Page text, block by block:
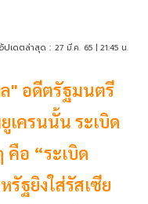
ปเดตล่าสุด : 27 มี.ค. 65 | 21:45 น.
" อดีตรัฐมนตรี
เครนนั้น ระเบิด
คือ “ระเบิด
รัฐยิงใส่รัสเซีย